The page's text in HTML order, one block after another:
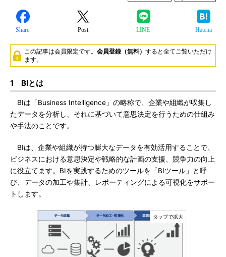
Share Post LINE Hatena
この記事は会員限定です。 会員登録（無料） すると全てご覧いただけ
ます。
1 BIとは
BIは「Business Intelligence」の略称で、企業や組織が収集し
たデータを分析し、それに基づいて意思決定を行うための仕組み
や手法のことです。
BIは、企業や組織が持つ膨大なデータを有効活用することで、
ビジネスにおける意思決定や戦略的な計画の支援、競争力の向上
に役立てます。BIを実践するためのツールを「BIツール」と呼
び、データの加工や集計、レポーティングによる可視化をサポー
トします。